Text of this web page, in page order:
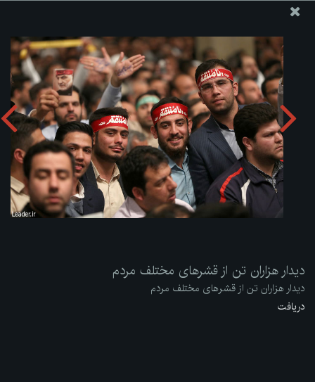
ارسال نامه
وجوهات
دیدار هزاران تن از قشرهای مختلف مردم دریافت آلبوم:zip
دیدار هزاران تن از قشرهای مختلف مردم
دیدار هزاران تن از قشرهای مختلف مردم
دریافت